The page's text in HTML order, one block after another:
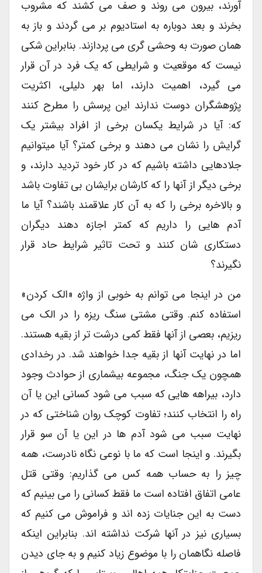
آورند، بیرون می روند و صف می کشند که مشروب
بخرند و بعد دوباره به استادیوم بر می گردند و باز به
همان صورت به وحشی گری می پردازند. بنابراین شکی
نیست که موقعیت و شرایطی که یک فرد در آن قرار
می گیرد، اهمیت دارند، اما بهر دلیلی، اکثریت
پژوهشگران دوست ندارند این پرسش را مطرح کنند
که: آیا در شرایط یکسان برخی از افراد بیشتر یک
گرایش را نشان می دهند و برخی کمتر؟ آیا میتوانیم
جلادهایی داشته باشیم که در کار خود تردید دارند، و
برخی دیگر از آنها را که کارشان برایشان بی تفاوت باشد
و بالاخره برخی را که به آن کار علاقمند باشند؟ آیا ما
آدم هایی را داریم که کمتر اجازه دهند دیگران
دستکاری شان کنند و تحت تاثیر شرایط حاد قرار
نگیرند؟
من در اینجا می توانم به خوبی از واژه «الک کردن»
استفاده کنم. وقتی مشتی سنگ ریزه را در الک می
ریزیم، بعصی از آنها فقط کمی درشت تر از بقیه هستند.
اما در نهایت آنها از بقیه جدا خواهند شد. در رخدادی
همچون یک جنگ، مجموعه بیشماری از حوادث وجود
دارد، بیراهه هایی که سبب می شود کسانی این یا آن
راه را انتخاب کنند؛ تفاوت کوچک روان شناختی که در
نهایت سبب می شود آدم ها در این یا آن سو قرار
بگیرند. و اینجا است که ما با نوعی نگاه نادرست، همه
چیز را به حساب همه کس می گذاریم: وقتی قتل
عامی اتفاق افتاده است ما فقط کسانی را می بینیم که
دست به این جنایات زده اند و فراموش می کنیم که
بسیاری نیز در آنها شرکت نداشته اند. بنابراین اینکه
فاصله نگاهمان را با موضوع زیاد کنیم و به جای دیدن